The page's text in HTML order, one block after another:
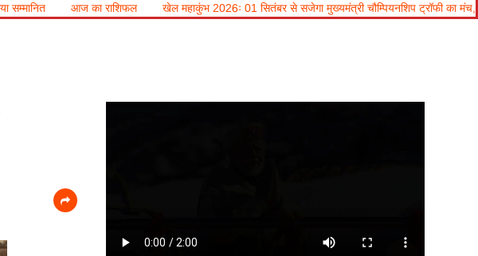
खेल महाकुंभ 2026ः 01 सितंबर से सजेगा मुख्यमंत्री चौम्पियनशिप ट्रॉफी का मंच, न्याय पंचायत से राज्य स्तर तक होगा